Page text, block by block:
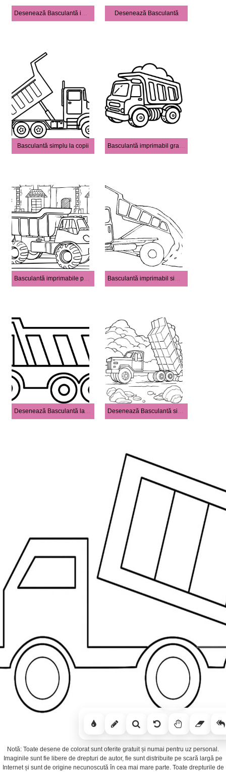
Desenează Basculantă imprimabil gratuit Desenează Basculantă
Basculantă simplu la copii Basculantă imprimabil gratuit
Basculantă imprimabile pentru copii Basculantă imprimabil simplu
Desenează Basculantă la copii Desenează Basculantă simplu la copii
Notă: Toate desene de colorat sunt oferite gratuit și numai pentru uz personal.
Imaginile sunt fie libere de drepturi de autor, fie sunt distribuite pe scară largă pe
Internet și sunt de origine necunoscută în cea mai mare parte. Toate drepturile de